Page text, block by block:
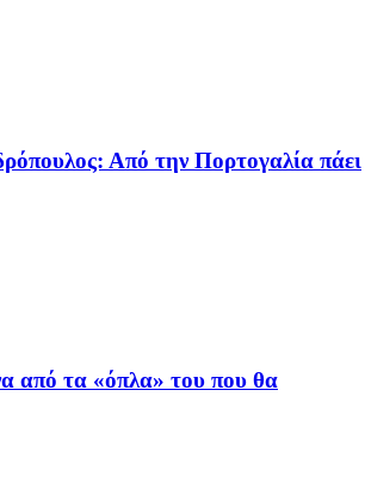
Από την Πορτογαλία πάει
από τα «όπλα» του που θα